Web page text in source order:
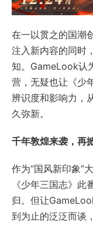
在一以贯之的国潮
注入新内容的同时
知。GameLook认
营，无疑也让《少
辨识度和影响力，
久弥新。
千年敦煌来袭，再
作为“国风新印象”
《少年三国志》
归。但让
到为止的泛泛而谈